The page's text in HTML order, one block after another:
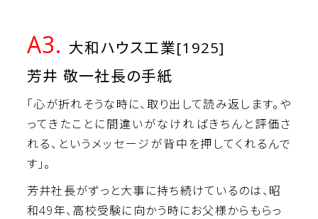
A3. 大和ハウス工業[1925]
芳井 敬一社長の手紙
「心が折れそうな時に、取り出して読み返します。や
ってきたことに間違いがなければきちんと評価さ
れる、というメッセージが背中を押してくれるんで
す」。
芳井社長がずっと大事に持ち続けているのは、昭
和49年、高校受験に向かう時にお父様からもらっ